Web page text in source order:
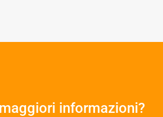
informazioni?